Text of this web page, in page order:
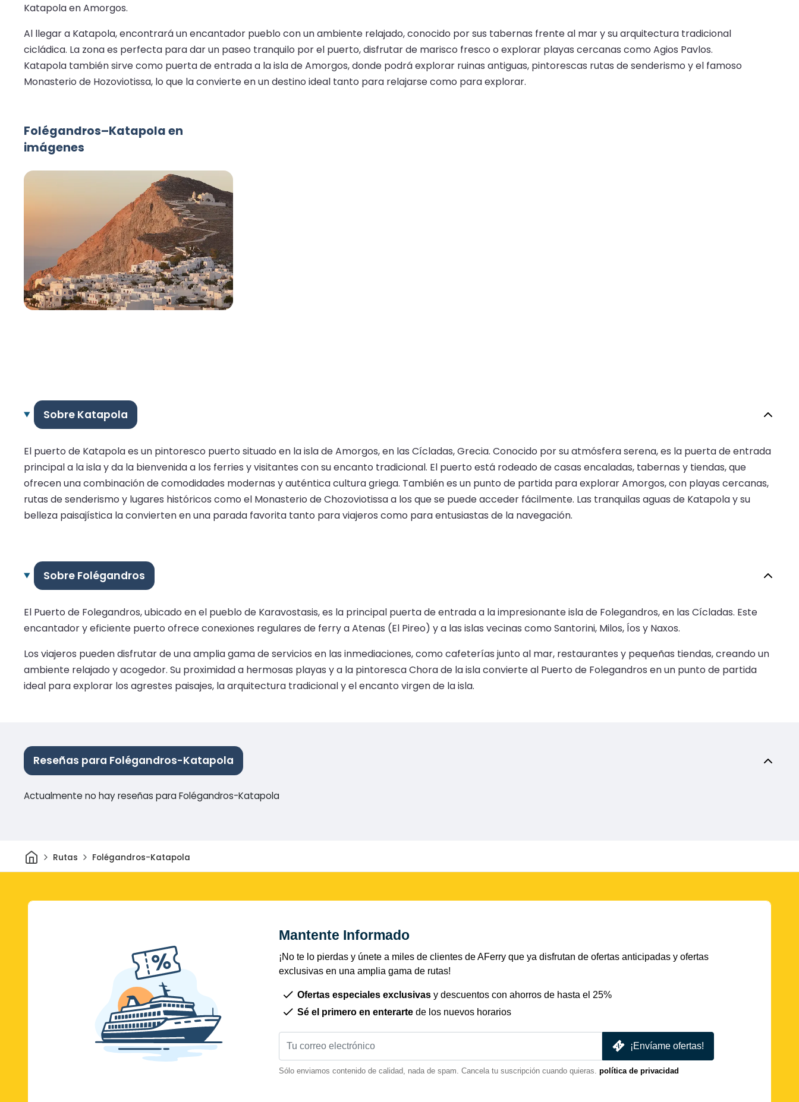
Katapola en Amorgos.
Al llegar a Katapola, encontrará un encantador pueblo con un ambiente relajado, conocido por sus tabernas frente al mar y su arquitectura tradicional
cicládica. La zona es perfecta para dar un paseo tranquilo por el puerto, disfrutar de marisco fresco o explorar playas cercanas como Agios Pavlos.
Katapola también sirve como puerta de entrada a la isla de Amorgos, donde podrá explorar ruinas antiguas, pintorescas rutas de senderismo y el famoso
Monasterio de Hozoviotissa, lo que la convierte en un destino ideal tanto para relajarse como para explorar.
Folégandros–Katapola en
imágenes
Sobre Katapola
El puerto de Katapola es un pintoresco puerto situado en la isla de Amorgos, en las Cícladas, Grecia. Conocido por su atmósfera serena, es la puerta de entrada
principal a la isla y da la bienvenida a los ferries y visitantes con su encanto tradicional. El puerto está rodeado de casas encaladas, tabernas y tiendas, que
ofrecen una combinación de comodidades modernas y auténtica cultura griega. También es un punto de partida para explorar Amorgos, con playas cercanas,
rutas de senderismo y lugares históricos como el Monasterio de Chozoviotissa a los que se puede acceder fácilmente. Las tranquilas aguas de Katapola y su
belleza paisajística la convierten en una parada favorita tanto para viajeros como para entusiastas de la navegación.
Sobre Folégandros
El Puerto de Folegandros, ubicado en el pueblo de Karavostasis, es la principal puerta de entrada a la impresionante isla de Folegandros, en las Cícladas. Este
encantador y eficiente puerto ofrece conexiones regulares de ferry a Atenas (El Pireo) y a las islas vecinas como Santorini, Milos, Íos y Naxos.
Los viajeros pueden disfrutar de una amplia gama de servicios en las inmediaciones, como cafeterías junto al mar, restaurantes y pequeñas tiendas, creando un
ambiente relajado y acogedor. Su proximidad a hermosas playas y a la pintoresca Chora de la isla convierte al Puerto de Folegandros en un punto de partida
ideal para explorar los agrestes paisajes, la arquitectura tradicional y el encanto virgen de la isla.
Reseñas para Folégandros-Katapola
Actualmente no hay reseñas para Folégandros-Katapola
InicioRutas Folégandros-Katapola
Mantente Informado
¡No te lo pierdas y únete a miles de clientes de AFerry que ya disfrutan de ofertas anticipadas y ofertas
exclusivas en una amplia gama de rutas!
Ofertas especiales exclusivas y descuentos con ahorros de hasta el 25%
Sé el primero en enterarte de los nuevos horarios
¡Envíame ofertas!
Sólo enviamos contenido de calidad, nada de spam. Cancela tu suscripción cuando quieras. política de privacidad